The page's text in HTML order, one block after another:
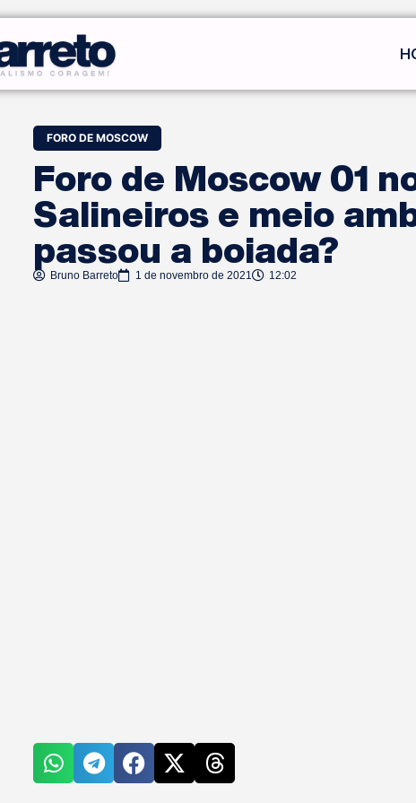
FORO DE MOSCOW
Foro de Moscow 01
Salineiros e meio
passou a boiada?
Bruno Barreto 1 de novembro de 2021 12:02